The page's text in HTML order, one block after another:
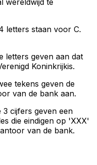
wereldwijd te
letters staan voor C.
letters geven aan dat
Koninkrijkis.
tekens geven de
van de bank aan.
3 cijfers geven een
die eindigen op 'XXX'
van de bank.